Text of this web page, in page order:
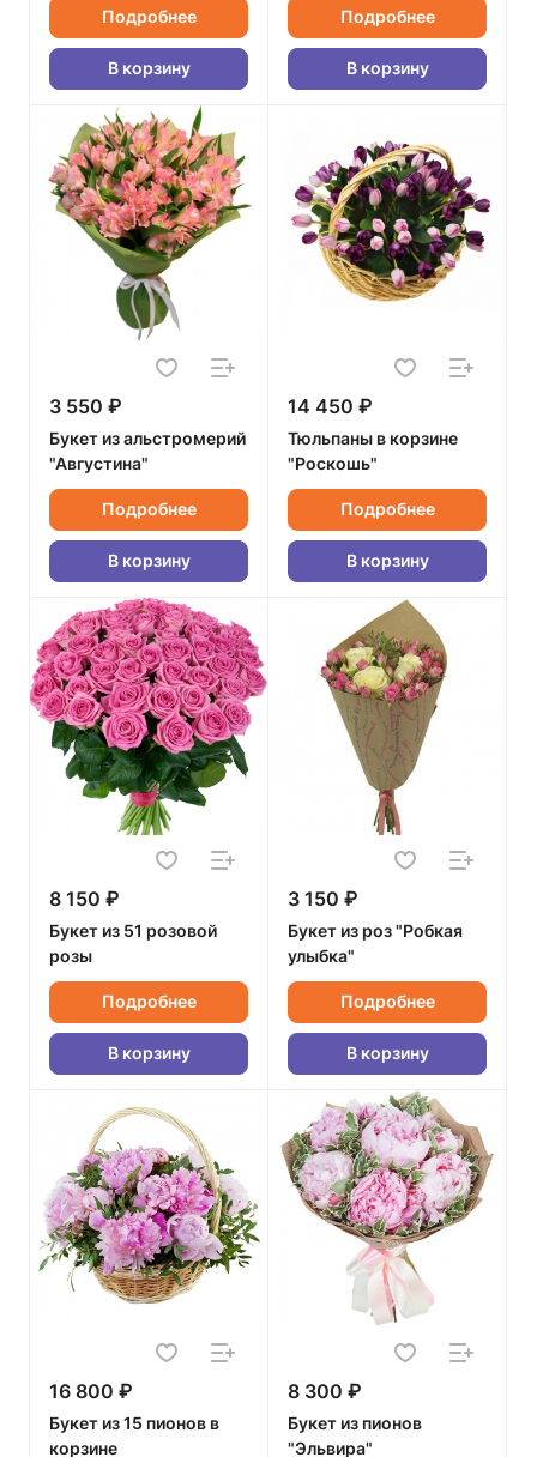
Подробнее
В корзину
Подробнее
В корзину
3 550 ₽
Букет из альстромерий
"Августина"
Подробнее
В корзину
14 450 ₽
Тюльпаны в корзине
"Роскошь"
Подробнее
В корзину
8 150 ₽
Букет из 51 розовой
розы
Подробнее
В корзину
3 150 ₽
Букет из роз "Робкая
улыбка"
Подробнее
В корзину
16 800 ₽
Букет из 15 пионов в
корзине
8 300 ₽
Букет из пионов
"Эльвира"